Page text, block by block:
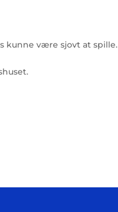
kunne være sjovt at spille.